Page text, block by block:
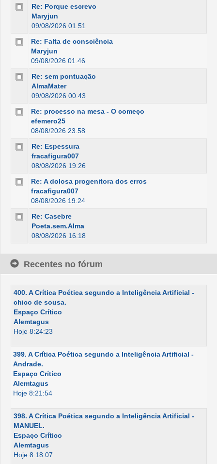
Re: Porque escrevo
Maryjun
09/08/2026 01:51
Re: Falta de consciência
Maryjun
09/08/2026 01:46
Re: sem pontuação
AlmaMater
09/08/2026 00:43
Re: processo na mesa - O começo
efemero25
08/08/2026 23:58
Re: Espessura
fracafigura007
08/08/2026 19:26
Re: A dolosa progenitora dos erros
fracafigura007
08/08/2026 19:24
Re: Casebre
Poeta.sem.Alma
08/08/2026 16:18
Recentes no fórum
400. A Crítica Poética segundo a Inteligência Artificial -
chico de sousa.
Espaço Crítico
Alemtagus
Hoje 8:24:23
399. A Crítica Poética segundo a Inteligência Artificial -
Andrade.
Espaço Crítico
Alemtagus
Hoje 8:21:54
398. A Crítica Poética segundo a Inteligência Artificial -
MANUEL.
Espaço Crítico
Alemtagus
Hoje 8:18:07